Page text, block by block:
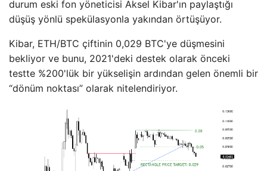
durum eski fon yöneticisi Aksel Kibar'ın paylaştığı
düşüş yönlü spekülasyonla yakından örtüşüyor.
Kibar, ETH/BTC çiftinin 0,029 BTC'ye düşmesini
bekliyor ve bunu, 2021'deki destek olarak önceki
testte %200'lük bir yükselişin ardından gelen önemli bir
“dönüm noktası” olarak nitelendiriyor.